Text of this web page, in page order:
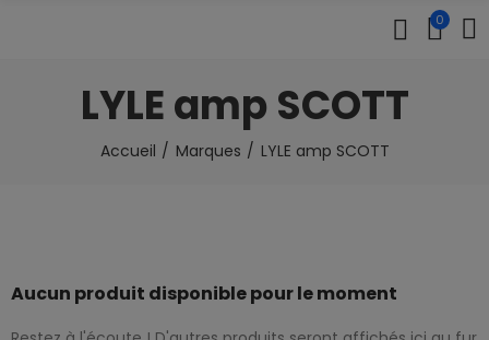
0
LYLE amp SCOTT
Accueil Marques LYLE amp SCOTT
Aucun produit disponible pour le moment